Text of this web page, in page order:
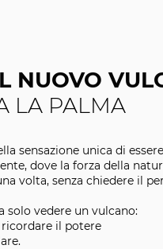
NUOVO
LA PALMA
sensazione unica di essere
dove la forza della
volta, senza chiedere il
vedere un vulcano:
il potere